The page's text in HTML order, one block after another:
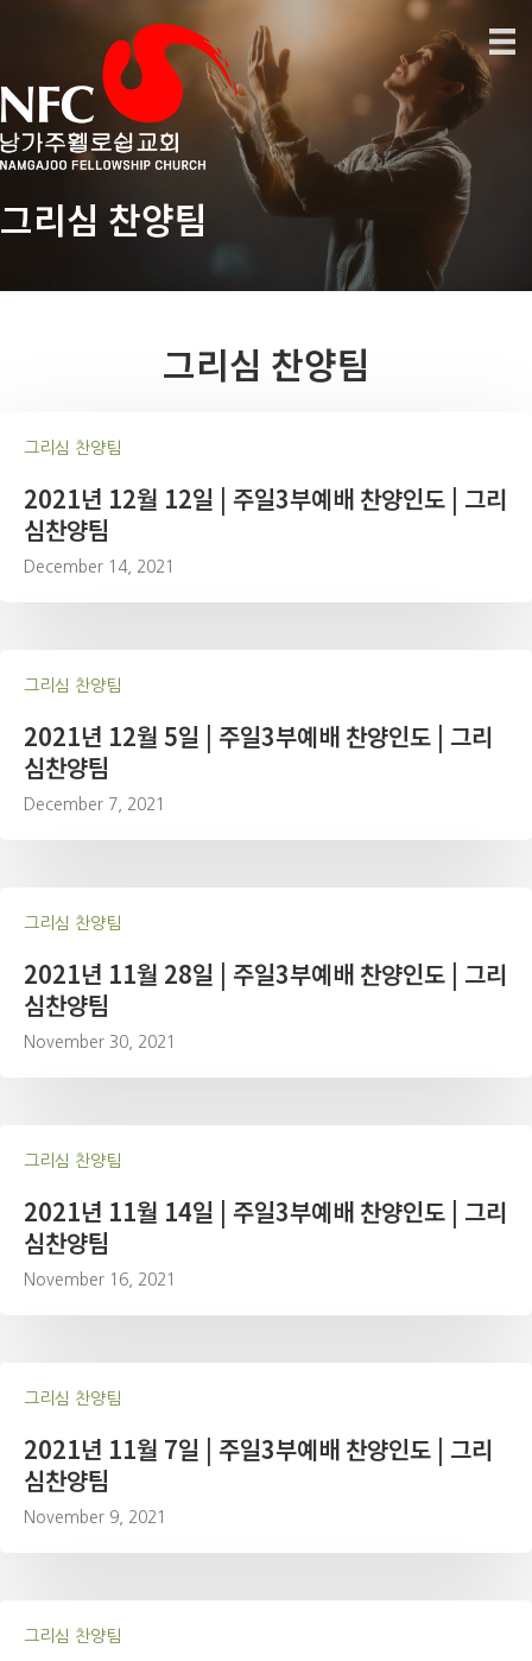
그리심 찬양팀
그리심 찬양팀
그리심 찬양팀
2021년 12월 12일 | 주일3부예배 찬양인도 | 그리
심찬양팀
December 14, 2021
그리심 찬양팀
2021년 12월 5일 | 주일3부예배 찬양인도 | 그리
심찬양팀
December 7, 2021
그리심 찬양팀
2021년 11월 28일 | 주일3부예배 찬양인도 | 그리
심찬양팀
November 30, 2021
그리심 찬양팀
2021년 11월 14일 | 주일3부예배 찬양인도 | 그리
심찬양팀
November 16, 2021
그리심 찬양팀
2021년 11월 7일 | 주일3부예배 찬양인도 | 그리
심찬양팀
November 9, 2021
그리심 찬양팀